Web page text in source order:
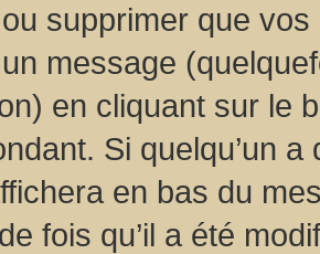
supprimer que
message
en cliquant sur le
Si quelqu’un
en bas du
fois qu’il a été